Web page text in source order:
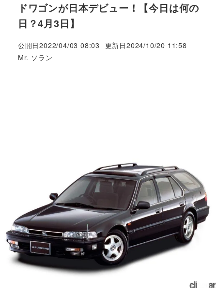
ドワゴンが日本デビュー！【今日は何の
日？4月3日】
公開日2022/04/03 08:03 更新日2024/10/20 11:58
著
Mr. ソラン